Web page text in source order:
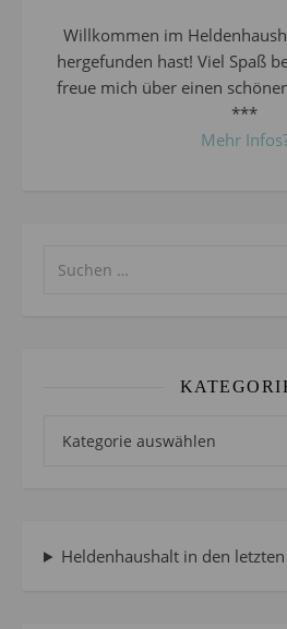
Willkommen im
hergefunden hast! Viel Spaß
freue mich über einen
***
Mehr
Heldenhaushalt in den letzten